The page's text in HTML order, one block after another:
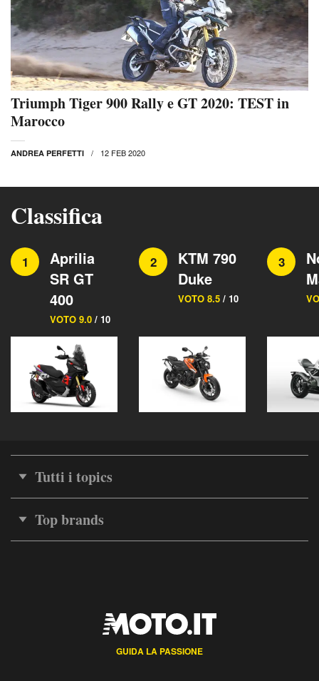
Triumph Tiger 900 Rally e GT 2020: TEST in
Marocco
ANDREA PERFETTI 12 FEB 2020
Classifica
1
Aprilia
SR GT
400
VOTO 9.0 / 10
2
KTM 790
Duke
VOTO 8.5 / 10
3
Tutti i topics
Top brands
GUIDA LA PASSIONE